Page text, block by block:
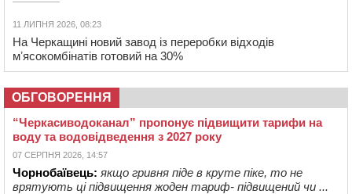
11 ЛИПНЯ 2026, 08:23
На Черкащині новий завод із переробки відходів
мʼясокомбінатів готовий на 30%
ОБГОВОРЕННЯ
“Черкасиводоканал” пропонує підвищити тарифи на
воду та водовідведення з 2027 року
07 СЕРПНЯ 2026, 14:57
Чорнобаївець: якщо гривня піде в круте піке, то не
врятують ці підвищення жоден тариф- підвищений чи ...